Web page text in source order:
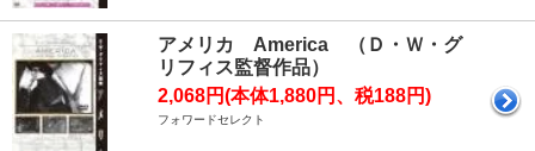
アメリカ America （Ｄ・Ｗ・グ
リフィス監督作品）
2,068円(本体1,880円、税188円)
フォワードセレクト